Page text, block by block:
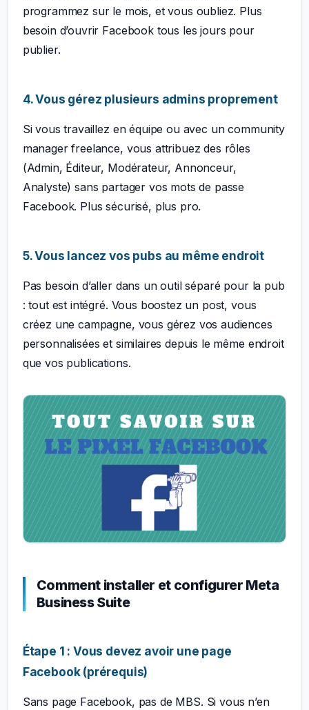
programmez sur le mois, et vous oubliez. Plus
besoin d’ouvrir Facebook tous les jours pour
publier.
4. Vous gérez plusieurs admins proprement
Si vous travaillez en équipe ou avec un community
manager freelance, vous attribuez des rôles
(Admin, Éditeur, Modérateur, Annonceur,
Analyste) sans partager vos mots de passe
Facebook. Plus sécurisé, plus pro.
5. Vous lancez vos pubs au même endroit
Pas besoin d’aller dans un outil séparé pour la pub
: tout est intégré. Vous boostez un post, vous
créez une campagne, vous gérez vos audiences
personnalisées et similaires depuis le même endroit
que vos publications.
Comment installer et configurer Meta
Business Suite
Étape 1 : Vous devez avoir une page
Facebook (prérequis)
Sans page Facebook, pas de MBS. Si vous n’en